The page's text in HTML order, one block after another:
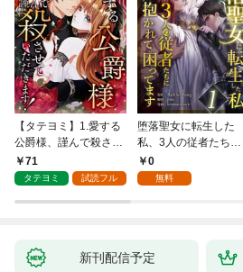
【タテヨミ】1.愛する
公爵様、謹んで殺させ
ていただきます！
71
タテヨミ 試読フル
堕落聖女に転生した
私、3人の従者たちに
抱かれて困ってます 第
1話
0
無料
新刊配信予定